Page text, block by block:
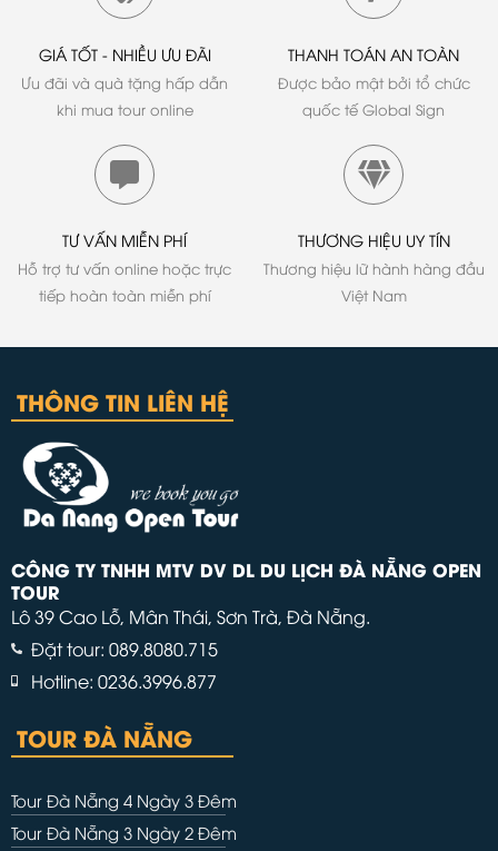
GIÁ TỐT - NHIỀU ƯU ĐÃI
Ưu đãi và quà tặng hấp dẫn
khi mua tour online
THANH TOÁN AN TOÀN
Được bảo mật bởi tổ chức
quốc tế Global Sign
TƯ VẤN MIỄN PHÍ
Hỗ trợ tư vấn online hoặc trực
tiếp hoàn toàn miễn phí
THƯƠNG HIỆU UY TÍN
Thương hiệu lữ hành hàng đầu
Việt Nam
THÔNG TIN LIÊN HỆ
CÔNG TY TNHH MTV DV DL DU LỊCH ĐÀ NẴNG OPEN
TOUR
Lô 39 Cao Lỗ, Mân Thái, Sơn Trà, Đà Nẵng.
Đặt tour: 089.8080.715
Hotline: 0236.3996.877
TOUR ĐÀ NẴNG
Tour Đà Nẵng 4 Ngày 3 Đêm
Tour Đà Nẵng 3 Ngày 2 Đêm